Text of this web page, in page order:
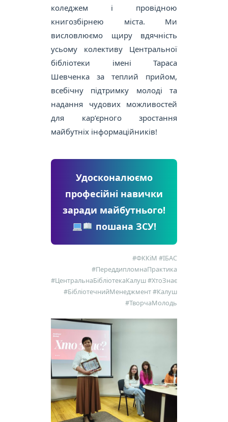
коледжем і провідною
книгозбірнею міста. Ми
висловлюємо щиру вдячність
усьому колективу Центральної
бібліотеки імені Тараса
Шевченка за теплий прийом,
всебічну підтримку молоді та
надання чудових можливостей
для кар’єрного зростання
майбутніх інформаційників!
Удосконалюємо
професійні навички
заради майбутнього!
пошана ЗСУ!
#ФККіМ #ІБАС
#ПереддипломнаПрактика
#ЦентральнаБібліотекаКалуш #ХтоЗнає
#БібліотечнийМенеджмент #Калуш
#ТворчаМолодь